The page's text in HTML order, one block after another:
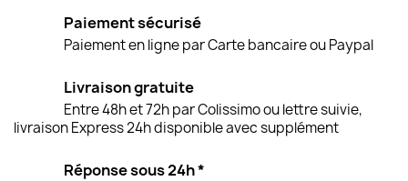
Paiement sécurisé
Paiement en ligne par Carte bancaire ou Paypal
Livraison gratuite
Entre 48h et 72h par Colissimo ou lettre suivie,
livraison Express 24h disponible avec supplément
Réponse sous 24h *